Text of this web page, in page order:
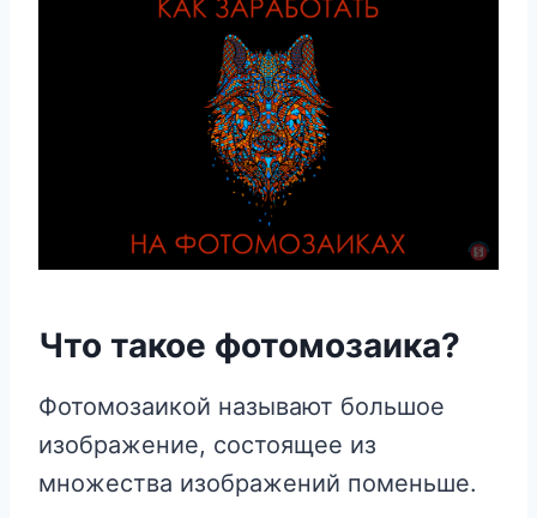
Что такое фотомозаика?
Фотомозаикой называют большое
изображение, состоящее из
множества изображений поменьше.